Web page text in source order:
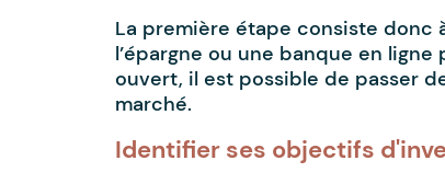
La première étape consiste
l’épargne ou une banque en
ouvert, il est possible de passer
marché.
Identifier ses objectifs